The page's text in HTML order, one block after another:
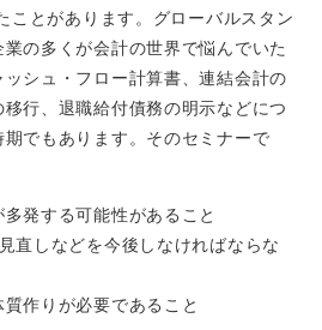
ことがあります。グローバルスタン
の多くが会計の世界で悩んでいた
シュ・フロー計算書、連結会計の
行、退職給付債務の明示などにつ
でもあります。そのセミナーで
発する可能性があること
直しなどを今後しなければならな
作りが必要であること